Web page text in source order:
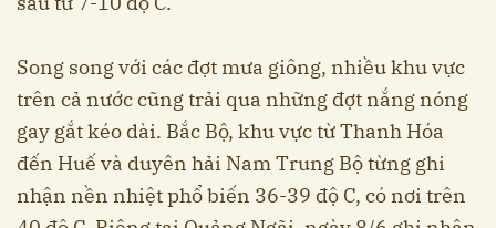
Song song với các đợt mưa giông, nhiều khu vực
trên cả nước cũng trải qua những đợt nắng nóng
gay gắt kéo dài. Bắc Bộ, khu vực từ Thanh Hóa
đến Huế và duyên hải Nam Trung Bộ từng ghi
nhận nền nhiệt phổ biến 36-39 độ C, có nơi trên